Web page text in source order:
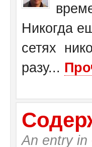
Никогда
сетях
разу...
An entry in